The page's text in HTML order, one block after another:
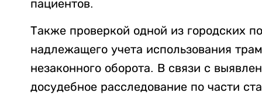
пациентов.
Также проверкой одной из городских
надлежащего учета использования
незаконного оборота. В связи с
досудебное расследование по части